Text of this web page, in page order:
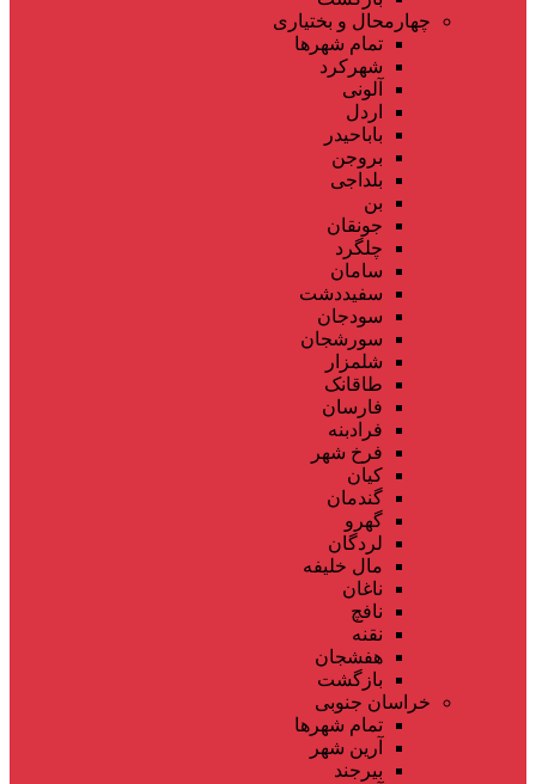
چهارمحال و بختیاری
تمام شهر‌ها
شهرکرد
آلونی
اردل
باباحیدر
بروجن
بلداجی
بن
جونقان
چلگرد
سامان
سفیددشت
سودجان
سورشجان
شلمزار
طاقانک
فارسان
فرادبنه
فرخ شهر
کیان
گندمان
گهرو
لردگان
مال خلیفه
ناغان
نافچ
نقنه
هفشجان
بازگشت
خراسان جنوبی
تمام شهر‌ها
آرین شهر
بیرجند